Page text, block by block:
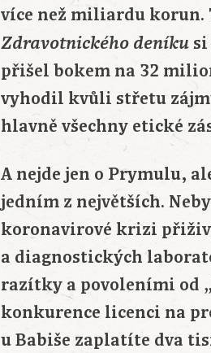
více než miliardu korun.
Zdravotnického deníku
přišel bokem na 32
vyhodil kvůli střetu
hlavně všechny etické
A nejde jen o Prymulu,
jedním z největších.
koronavirové krizi
a diagnostických
razítky a povoleními od
konkurence licenci na
u Babiše zaplatíte dva